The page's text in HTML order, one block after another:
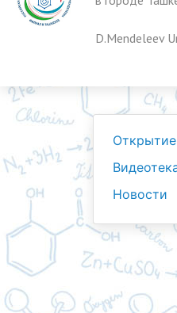
D.Mendeleev
Новости